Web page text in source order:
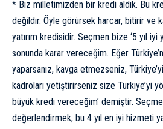
* Biz milletimizden bir kredi aldık. Bu
değildir. Öyle görürsek harcar, bitirir ve
yatırım kredisidir. Seçmen bize ‘5 yıl iyi
sonunda karar vereceğim. Eğer
yaparsanız, kavga etmezseniz,
kadroları yetiştirirseniz size Türkiye’yi
büyük kredi vereceğim’ demiştir.
değerlendirmek, bu 4 yıl en iyi hizmeti